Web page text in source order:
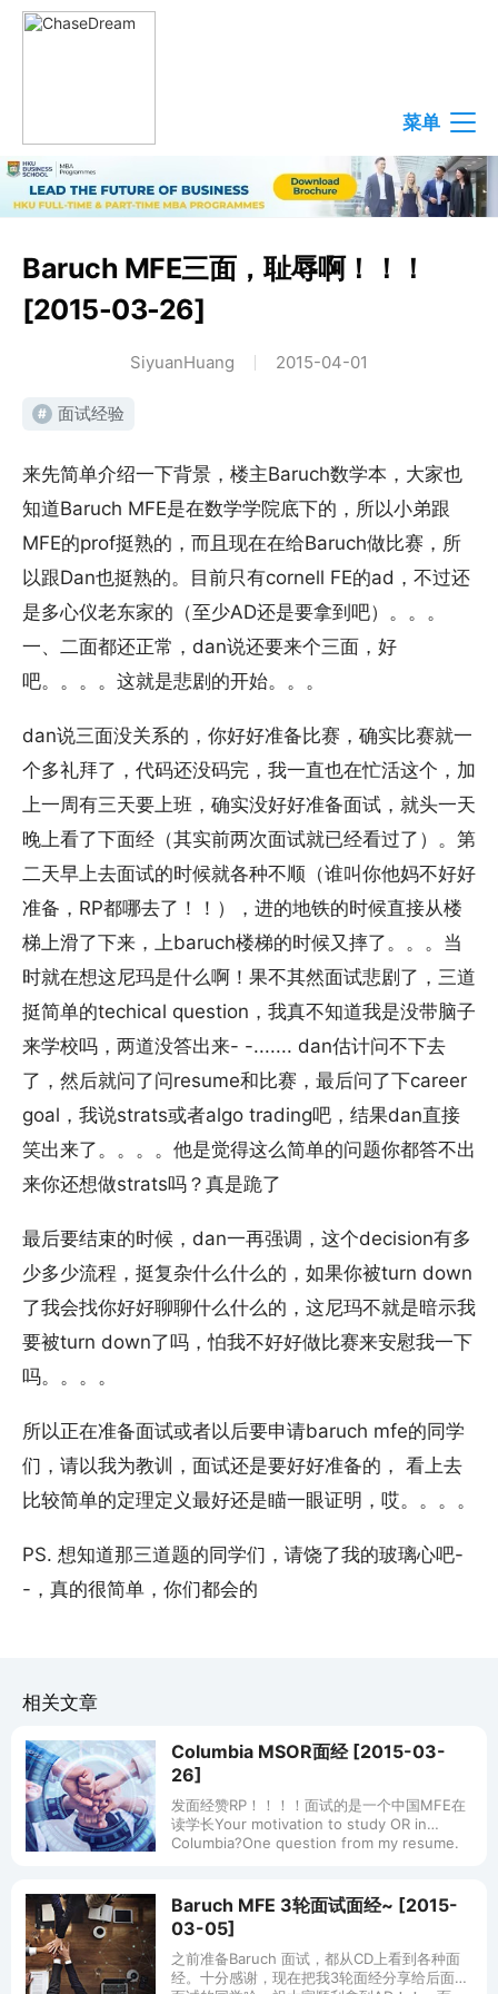
菜单
Baruch MFE三面，耻辱啊！！！
[2015-03-26]
SiyuanHuang 2015-04-01
# 面试经验
来先简单介绍一下背景，楼主Baruch数学本，大家也
知道Baruch MFE是在数学学院底下的，所以小弟跟
MFE的prof挺熟的，而且现在在给Baruch做比赛，所
以跟Dan也挺熟的。目前只有cornell FE的ad，不过还
是多心仪老东家的（至少AD还是要拿到吧）。。。
一、二面都还正常，dan说还要来个三面，好
吧。。。。这就是悲剧的开始。。。
dan说三面没关系的，你好好准备比赛，确实比赛就一
个多礼拜了，代码还没码完，我一直也在忙活这个，加
上一周有三天要上班，确实没好好准备面试，就头一天
晚上看了下面经（其实前两次面试就已经看过了）。第
二天早上去面试的时候就各种不顺（谁叫你他妈不好好
准备，RP都哪去了！！），进的地铁的时候直接从楼
梯上滑了下来，上baruch楼梯的时候又摔了。。。当
时就在想这尼玛是什么啊！果不其然面试悲剧了，三道
挺简单的techical question，我真不知道我是没带脑子
来学校吗，两道没答出来- -....... dan估计问不下去
了，然后就问了问resume和比赛，最后问了下career
goal，我说strats或者algo trading吧，结果dan直接
笑出来了。。。。他是觉得这么简单的问题你都答不出
来你还想做strats吗？真是跪了
最后要结束的时候，dan一再强调，这个decision有多
少多少流程，挺复杂什么什么的，如果你被turn down
了我会找你好好聊聊什么什么的，这尼玛不就是暗示我
要被turn down了吗，怕我不好好做比赛来安慰我一下
吗。。。。
所以正在准备面试或者以后要申请baruch mfe的同学
们，请以我为教训，面试还是要好好准备的， 看上去
比较简单的定理定义最好还是瞄一眼证明，哎。。。。
PS. 想知道那三道题的同学们，请饶了我的玻璃心吧-
-，真的很简单，你们都会的
相关文章
Columbia MSOR面经 [2015-03-
26]
发面经赞RP！！！！面试的是一个中国MFE在
读学长Your motivation to study OR in
Columbia?One question from my resume.
Baruch MFE 3轮面试面经~ [2015-
03-05]
之前准备Baruch 面试，都从CD上看到各种面
经。十分感谢，现在把我3轮面经分享给后面要